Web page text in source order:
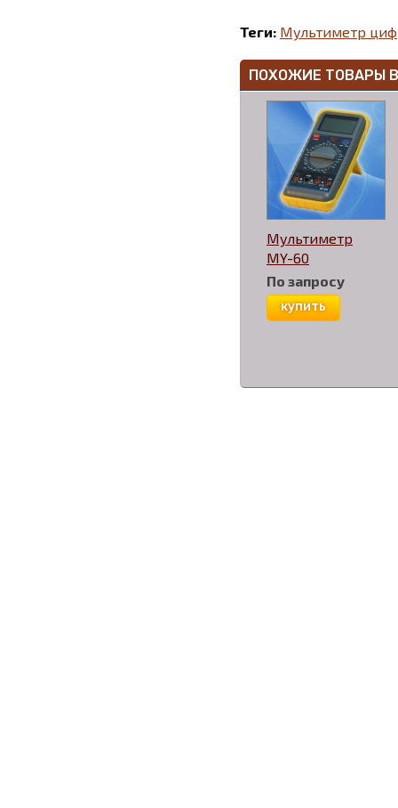
Теги: Мультиметр
ПОХОЖИЕ ТОВАРЫ
Мультиметр
MY-60
По запросу
купить